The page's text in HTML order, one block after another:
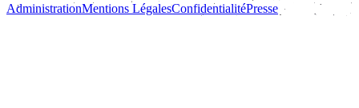
AdministrationMentions LégalesConfidentialitéPresse